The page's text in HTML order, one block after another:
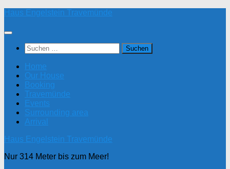
Zum
springen
Haus Engelstein Travemünde
Suchen
nach:
Home
Our House
Booking
Travemünde
Events
Surrounding area
Arrival
Haus Engelstein Travemünde
Nur 314 Meter bis zum Meer!